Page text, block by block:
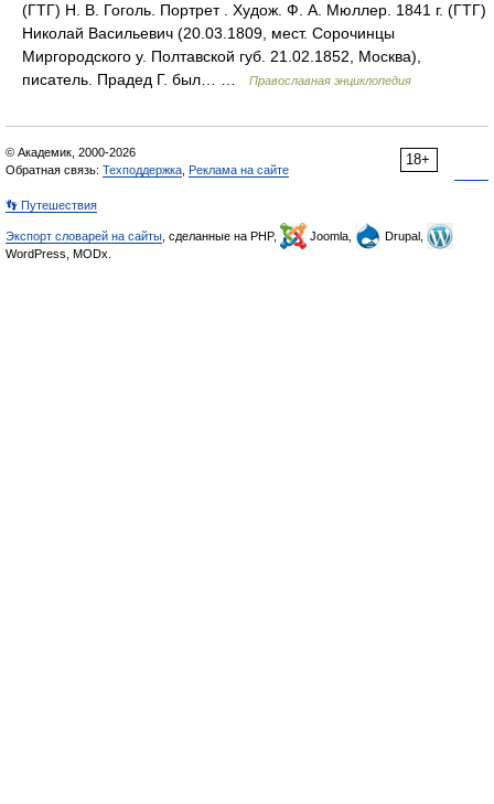
(ГТГ) Н. В. Гоголь. Портрет . Худож. Ф. А. Мюллер. 1841 г. (ГТГ)
Николай Васильевич (20.03.1809, мест. Сорочинцы
Миргородского у. Полтавской губ. 21.02.1852, Москва),
писатель. Прадед Г. был… …
Православная энциклопедия
18+
© Академик, 2000-2026
Обратная связь: Техподдержка Реклама на сайте
👣 Путешествия
Экспорт словарей на сайты , сделанные на PHP, Joomla,
Drupal,
WordPress, MODx.